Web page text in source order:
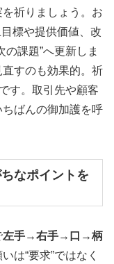
祈りましょう。お
標や提供価値、改
課題”へ更新しま
すのも効果的。祈
す。取引先や顧客
ばんの御加護を呼
なポイントを
左手→右手→口→柄
は“要求”ではなく